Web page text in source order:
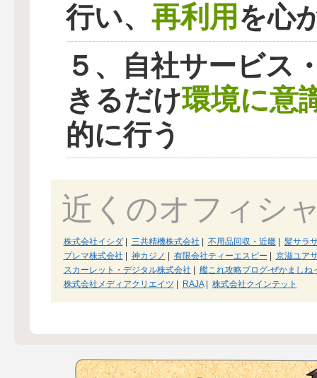
行い、 再利用を心
５、自社サービス
きるだけ環境に意
的に行う
近くのオフィシ
株式会社イシダ| 三共精機株式会社 不用品回収・近畿|
髪サラ
プレマ株式会社
神カジノ 有限会社ティーエスピー
京滋ユア
スカーレット・デジタル株式会社
艦これ攻略ブログ-ぜかましね
株式会社メディアクリエイツ
RAJA| 株式会社クインテット